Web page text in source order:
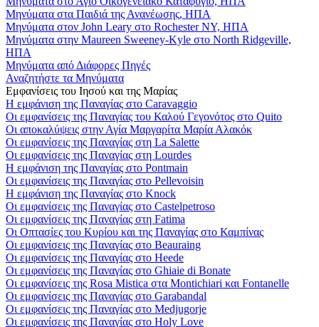
Μηνύματα στα Παιδιά της Ανανέωσης, ΗΠΑ
Μηνύματα στον John Leary στο Rochester NY, ΗΠΑ
Μηνύματα στην Maureen Sweeney-Kyle στο North Ridgeville,
ΗΠΑ
Μηνύματα από Διάφορες Πηγές
Αναζητήστε τα Μηνύματα
Εμφανίσεις του Ιησού και της Μαρίας
Η εμφάνιση της Παναγίας στο Caravaggio
Οι εμφανίσεις της Παναγίας του Καλού Γεγονότος στο Quito
Οι αποκαλύψεις στην Αγία Μαργαρίτα Μαρία Αλακόκ
Οι εμφανίσεις της Παναγίας στη La Salette
Οι εμφανίσεις της Παναγίας στη Lourdes
Η εμφάνιση της Παναγίας στο Pontmain
Οι εμφανίσεις της Παναγίας στο Pellevoisin
Η εμφάνιση της Παναγίας στο Knock
Οι εμφανίσεις της Παναγίας στο Castelpetroso
Οι εμφανίσεις της Παναγίας στη Fatima
Οι Οπτασίες του Κυρίου και της Παναγίας στο Καμπίνας
Οι εμφανίσεις της Παναγίας στο Beauraing
Οι εμφανίσεις της Παναγίας στο Heede
Οι εμφανίσεις της Παναγίας στο Ghiaie di Bonate
Οι εμφανίσεις της Rosa Mistica στα Montichiari και Fontanelle
Οι εμφανίσεις της Παναγίας στο Garabandal
Οι εμφανίσεις της Παναγίας στο Medjugorje
Οι εμφανίσεις της Παναγίας στο Holy Love